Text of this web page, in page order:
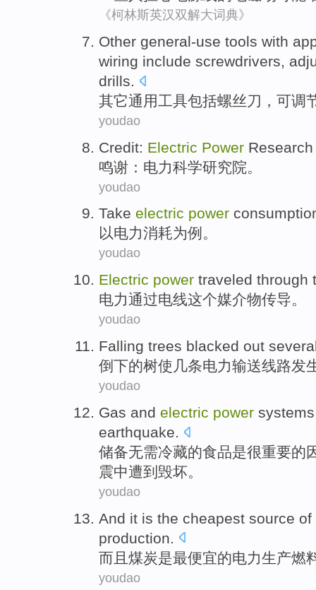
《柯林斯英汉双解大词典》
Other general-use tools with
wiring include screwdrivers,
drills.
其它通用工具包括螺丝刀 ， 可调
youdao
Credit: Electric Power
鸣谢 ： 电力科学研究院 。
youdao
Take electric power
以电力消耗为例 。
youdao
Electric power traveled through
电力通过电线这个媒介物传导。
youdao
Falling trees blacked out
倒下的树使 几条电力输送线路发
youdao
Gas and electric power systems
earthquake.
储备无需冷藏的食品是很重要的
震中遭到毁坏。
youdao
And it is the cheapest source of
production
而且 煤炭是最便宜的电力生产燃
youdao